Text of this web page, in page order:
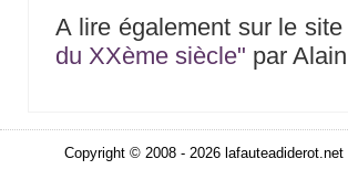
A lire également sur le site
du XXème siècle" par
Copyright © 2008 - 2026 lafauteadiderot.net